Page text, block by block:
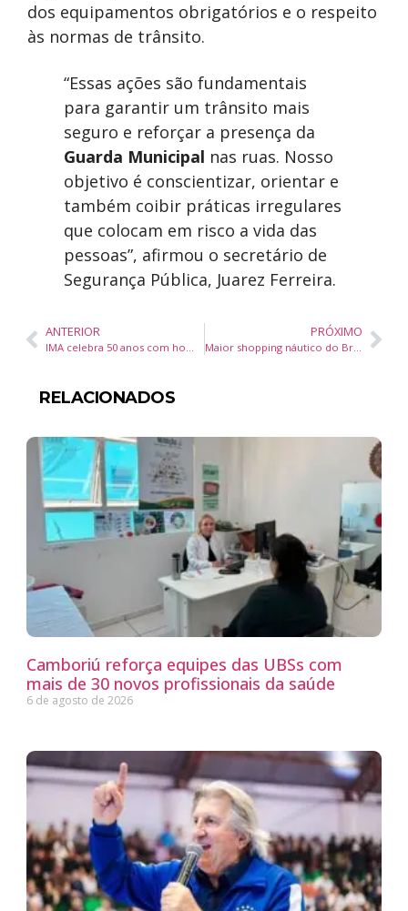
dos equipamentos obrigatórios e o respeito
às normas de trânsito.
“Essas ações são fundamentais
para garantir um trânsito mais
seguro e reforçar a presença da
Guarda Municipal nas ruas. Nosso
objetivo é conscientizar, orientar e
também coibir práticas irregulares
que colocam em risco a vida das
pessoas”, afirmou o secretário de
Segurança Pública, Juarez Ferreira.
ANTERIOR
IMA celebra 50 anos com homenagens e presença do governador em cerimônia em Florianópolis
PRÓXIMO
Maior shopping náutico do Brasil revela projeto com supermercado premium, academia com vista para o mar e hotel 5 estrelas
RELACIONADOS
Camboriú reforça equipes das UBSs com
mais de 30 novos profissionais da saúde
6 de agosto de 2026